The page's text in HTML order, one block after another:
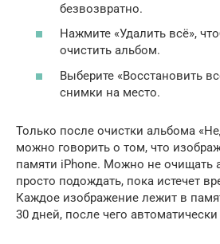
безвозвратно.
Нажмите «Удалить всё»,
очистить альбом.
Выберите «Восстановить
снимки на место.
Только после очистки альбома
можно говорить о том, что
памяти iPhone. Можно не очищать
просто подождать, пока истечет
Каждое изображение лежит в
30 дней, после чего автоматически